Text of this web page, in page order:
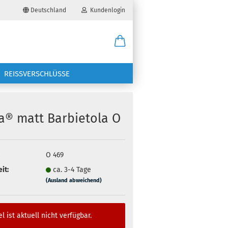
Deutschland Kundenlogin
vergessen?
REISSVERSCHLÜSSE
matt Barbietola O
O 469
ca. 3-4 Tage
(Ausland abweichend)
ist aktuell nicht verfügbar.